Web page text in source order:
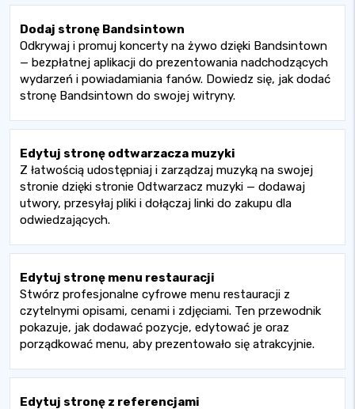
Dodaj stronę Bandsintown
Odkrywaj i promuj koncerty na żywo dzięki Bandsintown
— bezpłatnej aplikacji do prezentowania nadchodzących
wydarzeń i powiadamiania fanów. Dowiedz się, jak dodać
stronę Bandsintown do swojej witryny.
Edytuj stronę odtwarzacza muzyki
Z łatwością udostępniaj i zarządzaj muzyką na swojej
stronie dzięki stronie Odtwarzacz muzyki — dodawaj
utwory, przesyłaj pliki i dołączaj linki do zakupu dla
odwiedzających.
Edytuj stronę menu restauracji
Stwórz profesjonalne cyfrowe menu restauracji z
czytelnymi opisami, cenami i zdjęciami. Ten przewodnik
pokazuje, jak dodawać pozycje, edytować je oraz
porządkować menu, aby prezentowało się atrakcyjnie.
Edytuj stronę z referencjami